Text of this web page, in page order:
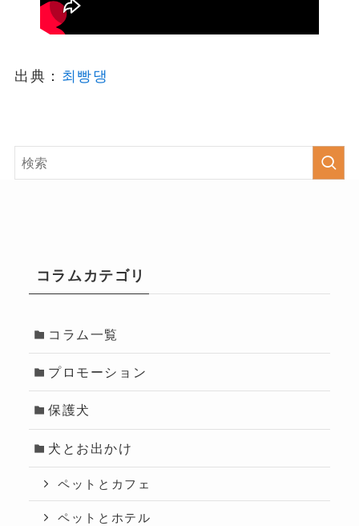
出典： 최빵댕
コラムカテゴリ
コラム一覧
プロモーション
保護犬
犬とお出かけ
ペットとカフェ
ペットとホテル